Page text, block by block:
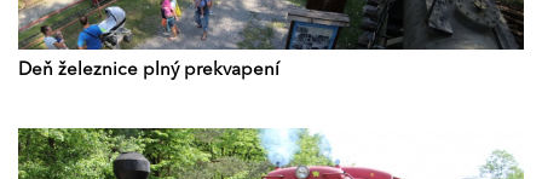
Deň železnice plný prekvapení